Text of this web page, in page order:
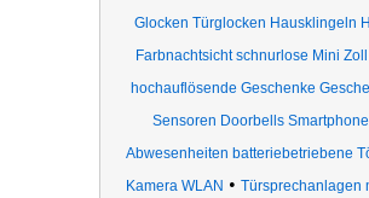
Glocken Türglocken Hausklingeln
Farbnachtsicht schnurlose Mini Zoll
hochauflösende Geschenke
Sensoren Doorbells
Abwesenheiten batteriebetriebene
Kamera WLAN • Türsprechanlagen